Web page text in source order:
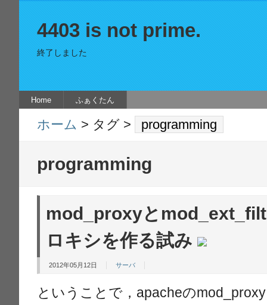
4403 is not prime.
終了しました
Home ふぁくたん
ホーム > タグ > programming
programming
mod_proxyと
ロキシを作る試み
2012年05月12日 サーバ
ということで，apacheの